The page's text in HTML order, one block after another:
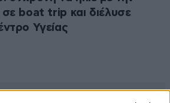
σε boat trip και διέλυσε
Υγείας